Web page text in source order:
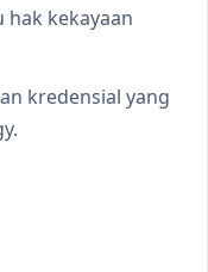
kekayaan
kredensial yang